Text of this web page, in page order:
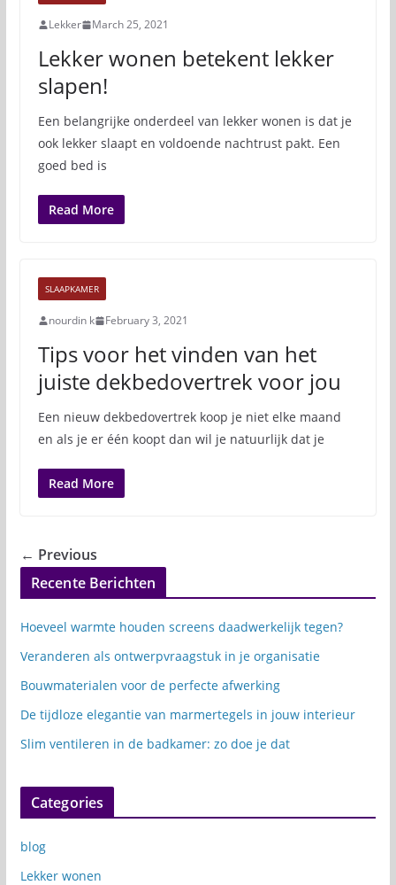
Lekker March 25, 2021
Lekker wonen betekent lekker
slapen!
Een belangrijke onderdeel van lekker wonen is dat je
ook lekker slaapt en voldoende nachtrust pakt. Een
goed bed is
Read More
SLAAPKAMER
nourdin k February 3, 2021
Tips voor het vinden van het
juiste dekbedovertrek voor jou
Een nieuw dekbedovertrek koop je niet elke maand
en als je er één koopt dan wil je natuurlijk dat je
Read More
← Previous
Recente Berichten
Hoeveel warmte houden screens daadwerkelijk tegen?
Veranderen als ontwerpvraagstuk in je organisatie
Bouwmaterialen voor de perfecte afwerking
De tijdloze elegantie van marmertegels in jouw interieur
Slim ventileren in de badkamer: zo doe je dat
Categories
blog
Lekker wonen